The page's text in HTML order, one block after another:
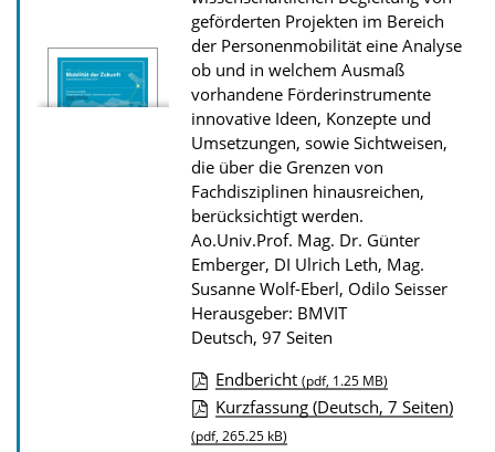
r
P
u
b
l
i
k
a
t
i
o
n
geförderten Projekten im Bereich
der Personenmobilität eine Analyse
ob und in welchem Ausmaß
vorhandene Förderinstrumente
innovative Ideen, Konzepte und
Umsetzungen, sowie Sichtweisen,
die über die Grenzen von
Fachdisziplinen hinausreichen,
berücksichtigt werden.
Ao.Univ.Prof. Mag. Dr. Günter
Emberger, DI Ulrich Leth, Mag.
Susanne Wolf-Eberl, Odilo Seisser
Herausgeber: BMVIT
Deutsch, 97 Seiten
D
o
Endbericht (pdf, 1.25 MB)
Kurzfassung (Deutsch, 7 Seiten)
(pdf, 265.25 kB)